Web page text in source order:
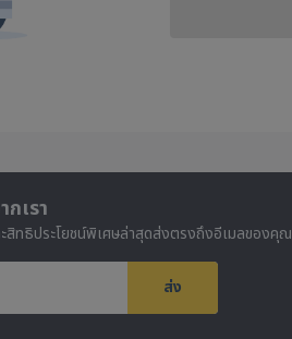
กเรา
สิทธิประโยชน์พิเศษล่าสุดส่งตรงถึงอีเมลของคุณ
ส่ง